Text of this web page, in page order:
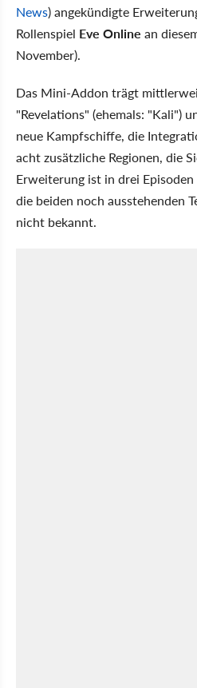
News) angekündigte
Rollenspiel Eve Online an
November).
Das Mini-Addon trägt
"Revelations" (ehemals: "Kali")
neue Kampfschiffe, die
acht zusätzliche Regionen, die
Erweiterung ist in drei
die beiden noch ausstehenden
nicht bekannt.